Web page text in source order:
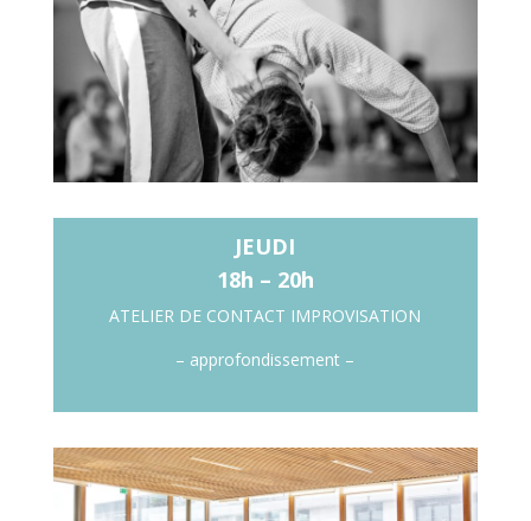
JEUDI
18h – 20h
ATELIER DE CONTACT IMPROVISATION
– approfondissement –